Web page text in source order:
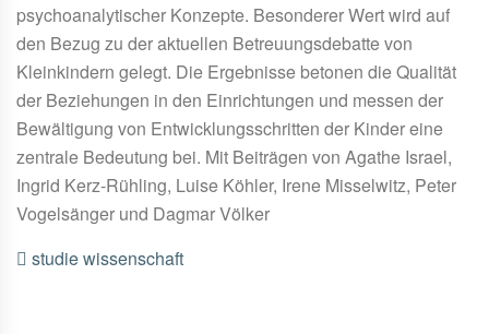
psychoanalytischer Konzepte. Besonderer Wert wird auf
den Bezug zu der aktuellen Betreuungsdebatte von
Kleinkindern gelegt. Die Ergebnisse betonen die Qualität
der Beziehungen in den Einrichtungen und messen der
Bewältigung von Entwicklungsschritten der Kinder eine
zentrale Bedeutung bei. Mit Beiträgen von Agathe Israel,
Ingrid Kerz-Rühling, Luise Köhler, Irene Misselwitz, Peter
Vogelsänger und Dagmar Völker
studiewissenschaft